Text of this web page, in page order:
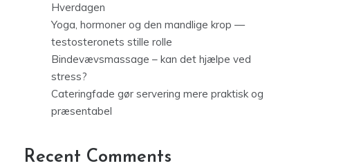
Hverdagen
Yoga, hormoner og den mandlige krop —
testosteronets stille rolle
Bindevævsmassage – kan det hjælpe ved
stress?
Cateringfade gør servering mere praktisk og
præsentabel
Recent Comments